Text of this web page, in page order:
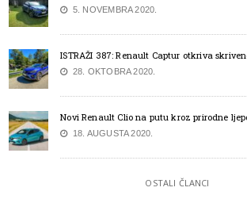
5. NOVEMBRA 2020.
ISTRAŽI 387: Renault Captur otkriva
28. OKTOBRA 2020.
Novi Renault Clio na putu kroz prirodne
18. AUGUSTA 2020.
OSTALI ČLANCI